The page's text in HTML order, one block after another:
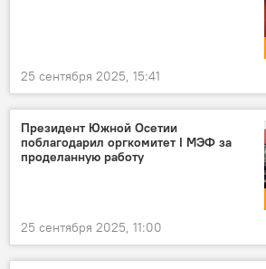
25 сентября 2025, 15:41
Президент Южной Осетии
поблагодарил оргкомитет I МЭФ за
проделанную работу
25 сентября 2025, 11:00